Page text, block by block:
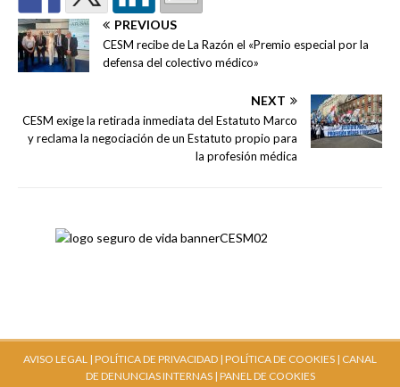
PREVIOUS
CESM recibe de La Razón el «Premio especial por la
defensa del colectivo médico»
NEXT
CESM exige la retirada inmediata del Estatuto Marco
y reclama la negociación de un Estatuto propio para
la profesión médica
AVISO LEGAL | POLÍTICA DE PRIVACIDAD | POLÍTICA DE COOKIES | CANAL
DE DENUNCIAS INTERNAS| PANEL DE COOKIES